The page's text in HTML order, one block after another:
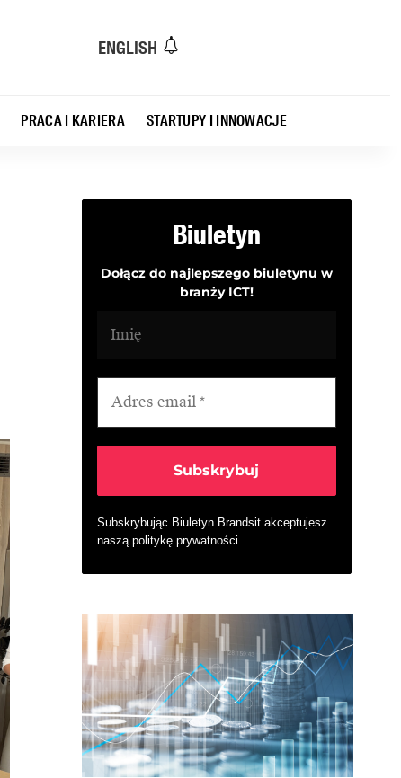
ENGLISH
PRACA I KARIERA STARTUPY I INNOWACJE
Biuletyn
Dołącz do najlepszego biuletynu w
branży ICT!
Subskrybując Biuletyn Brandsit akceptujesz
naszą politykę prywatności